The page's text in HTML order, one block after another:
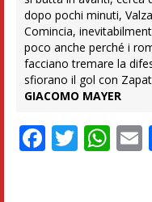
dopo pochi minuti,
Comincia,
poco anche perché i
facciano tremare la
sfiorano il gol con
GIACOMO MAYER